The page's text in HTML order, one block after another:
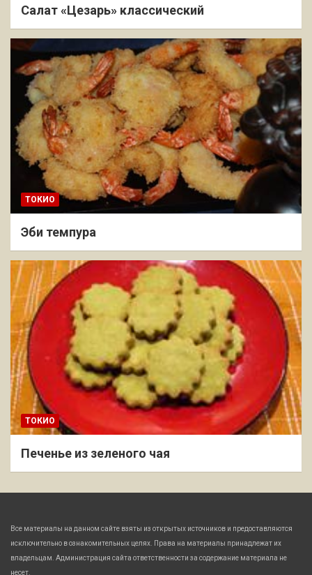
Салат «Цезарь» классический
ТОКИО
Эби темпура
ТОКИО
Печенье из зеленого чая
Все материалы на данном сайте взяты из открытых источников и предоставляются
исключительно в ознакомительных целях. Права на материалы принадлежат их
владельцам. Администрация сайта ответственности за содержание материала не
несет.